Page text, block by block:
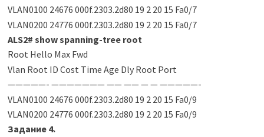
VLAN0100 24676 000f.2303.2d80 19 2 20 15 Fa0/7
VLAN0200 24776 000f.2303.2d80 19 2 20 15 Fa0/7
ALS2# show spanning-tree root
Root Hello Max Fwd
Vlan Root ID Cost Time Age Dly Root Port
—————- ——————— —— —— — — —————-
VLAN0100 24676 000f.2303.2d80 19 2 20 15 Fa0/9
VLAN0200 24776 000f.2303.2d80 19 2 20 15 Fa0/9
Задание 4.